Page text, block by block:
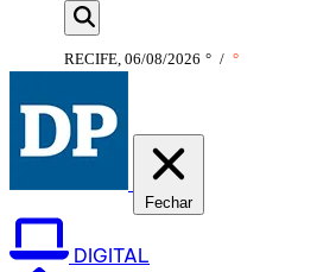
RECIFE, 06/08/2026 ° / °
Fechar
DIGITAL